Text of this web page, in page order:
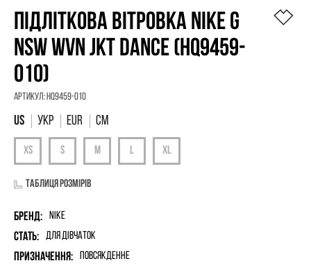
ПІДЛІТКОВА ВІТРОВКА NIKE G
NSW WVN JKT DANCE (HQ9459-
010)
Артикул:HQ9459-010
УКР EUR СМ
Таблиця розмірів
Бренд: Nike
Стать: для дівчаток
Призначення: Повсякденне